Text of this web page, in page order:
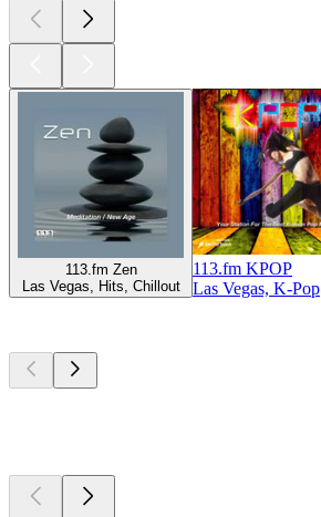
113.fm Zen
Las Vegas, Hits, Chillout
113.fm KPOP
Las Vegas, K-Pop